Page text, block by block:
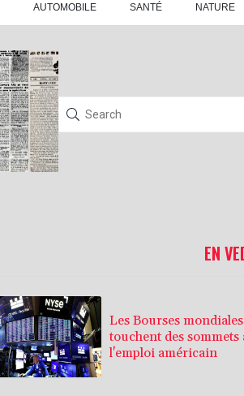
AUTOMOBILE SANTÉ NATURE
EN
Les Bourses mondiales
touchent des sommets
l'emploi américain